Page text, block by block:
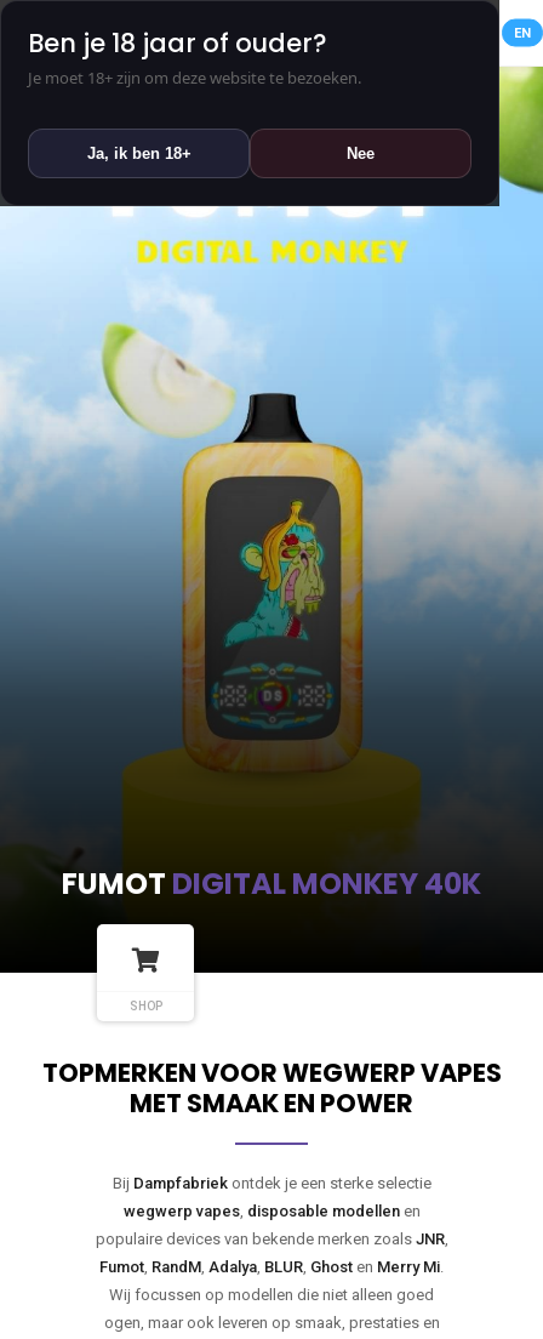
Ben je 18 jaar of ouder?
Je moet 18+ zijn om deze website te bezoeken.
Ja, ik ben 18+ Nee
EN
FUMOT DIGITAL MONKEY 40K
SHOP
TOPMERKEN VOOR WEGWERP VAPES
MET SMAAK EN POWER
Bij Dampfabriekontdek je een sterke selectie
wegwerp vapes, disposable modellenen
populaire devices van bekende merken zoals JNR,
Fumot RandM Adalya BLUR Ghost en Merry Mi
Wij focussen op modellen die niet alleen goed
ogen, maar ook leveren op smaak, prestaties en